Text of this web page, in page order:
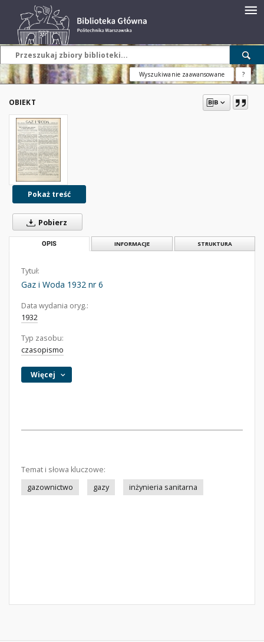
Wyszukiwanie zaawansowane ?
OBIEKT
Pokaż treść
Pobierz
OPIS INFORMACJE STRUKTURA
Tytuł:
Gaz i Woda 1932 nr 6
Data wydania oryg.:
1932
Typ zasobu:
czasopismo
Więcej
Temat i słowa kluczowe:
gazownictwo
gazy inżynieria sanitarna